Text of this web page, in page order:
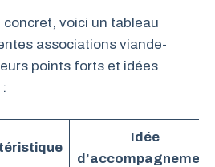
voici un tableau
associations viande-
points forts et idées
Idée
d’accompagnement